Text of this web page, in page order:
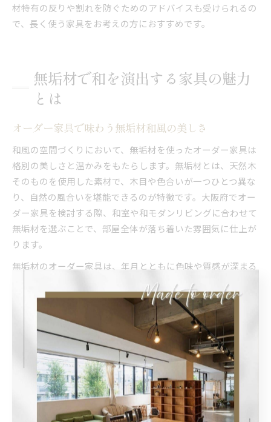
材特有の反りや割れを防ぐためのアドバイスも受けられるの
で、長く使う家具をお考えの方におすすめです。
無垢材で和を演出する家具の魅力
とは
オーダー家具で味わう無垢材和風の美しさ
和風の空間づくりにおいて、無垢材を使ったオーダー家具は
格別の美しさと温かみをもたらします。無垢材とは、天然木
そのものを使用した素材で、木目や色合いが一つひとつ異な
り、自然の風合いを堪能できるのが特徴です。大阪府でオー
ダー家具を検討する際、和室や和モダンリビングに合わせて
無垢材を選ぶことで、部屋全体が落ち着いた雰囲気に仕上が
ります。
無垢材のオーダー家具は、年月とともに色味や質感が深まる
ため、長く愛用するほどに愛着が増していきます。既製品で
は得られない一体感や、手触りの良さを重視する方には特に
おすすめです。実際に大阪の施工事例でも、無垢材を活かし
た和風の収納棚や座卓などが人気を集めています。
無垢材家具の美しさを最大限に引き出すためには、使う木材
の種類や仕上げ方法にもこだわることが大切です。特に和風
空間では、木目の美しさや自然な色合いが調和のポイントと
なるため、オーダー時に要望をしっかり伝えることが失敗し
ないコツです。